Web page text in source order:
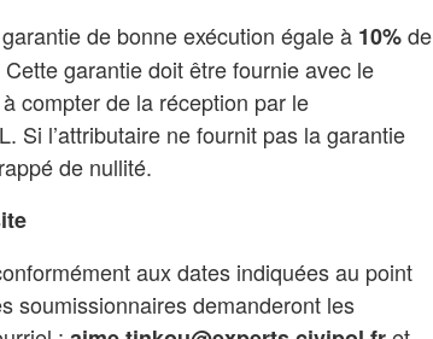
de bonne exécution égale à 10%de
garantie doit être fournie avec le
compter de la réception par le
Si l’attributaire ne fournit pas la garantie
de nullité.
aux dates indiquées au point
soumissionnaires demanderont les